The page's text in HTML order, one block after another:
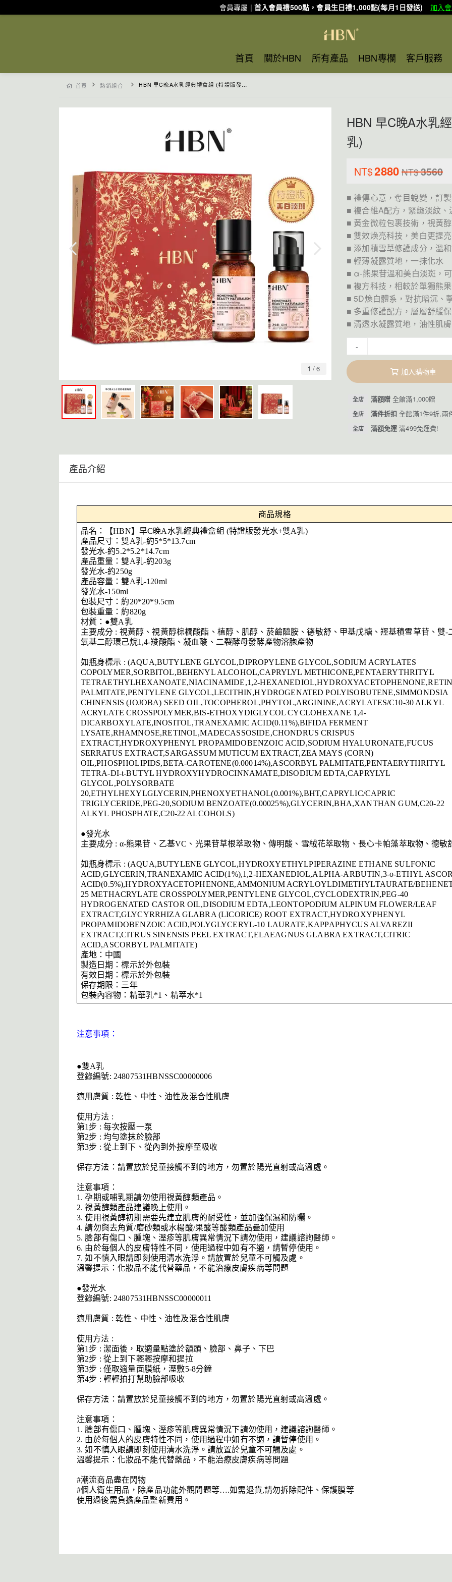
會員專屬 | 首入會員禮500點，會員生日禮1,000點(每月1日發送) 加入
首頁 關於HBN 所有產品 HBN專欄 客戶服務
首頁 熱銷組合 HBN 早C晚A水乳經典禮盒組 (特證版發光水+雙A乳)
1 /6
HBN 早C晚A水乳
乳)
NT$2880 NT$3560
■ 禮傳心意，奪目蛻變，訂
■ 複合維A配方，緊緻淡紋、
■ 黃金微粒包裹技術，視黃
■ 雙效煥亮科技，美白更提亮
■ 添加積雪草修護成分，溫
■ 輕薄凝露質地，一抹化水
■ α-熊果苷溫和美白淡斑，
■ 複方科技，相較於單獨熊
■ 5D煥白體系，對抗暗沉、
■ 多重修護配方，層層舒緩
■ 清透水凝露質地，油性肌
-
加入購物車
全店 滿額贈全館滿1,000贈
全店 滿件折扣全館滿1件9折,兩
全店 滿額免運滿499免運費!
產品介紹
商品規格
品名：【HBN】早C晚A水乳經典禮盒組 (特證版發光水+雙A乳)
產品尺寸：雙A乳-約5*5*13.7cm
發光水-約5.2*5.2*14.7cm
產品重量：雙A乳-約203g
發光水-約250g
產品容量：雙A乳-120ml
發光水-150ml
包裝尺寸：約20*20*9.5cm
包裝重量：約820g
材質：●雙A乳
主要成分 : 視黃醇、視黃醇棕櫚酸酯、植醇、肌醇、菸鹼醯胺、德敏舒、甲基戊糖、羥基積雪草苷、雙-
氧基二醇環己烷1,4-羧酸酯、凝血酸、二裂酵母發酵產物溶胞產物
如瓶身標示 : (AQUA,BUTYLENE GLYCOL,DIPROPYLENE GLYCOL,SODIUM ACRYLATES
COPOLYMER,SORBITOL,BEHENYL ALCOHOL,CAPRYLYL METHICONE,PENTAERYTHRITYL
TETRAETHYLHEXANOATE,NIACINAMIDE,1,2-
PALMITATE,PENTYLENE GLYCOL,LECITHIN,HYDROGENATED POLYISOBUTENE,SIMMONDSIA
CHINENSIS (JOJOBA) SEED OIL,TOCOPHEROL,PHYTOL,ARGININE,ACRYLATES/C10-30 ALKYL
ACRYLATE CROSSPOLYMER,BIS-ETHOXYDIGLYCOL CYCLOHEXANE 1,4-
DICARBOXYLATE,INOSITOL,TRANEXAMIC ACID(0.11%),BIFIDA FERMENT
LYSATE,RHAMNOSE,RETINOL,MADECASSOSIDE,CHONDRUS CRISPUS
EXTRACT,HYDROXYPHENYL PROPAMIDOBENZOIC ACID,SODIUM HYALURONATE,FUCUS
SERRATUS EXTRACT,SARGASSUM MUTICUM EXTRACT,ZEA MAYS (CORN)
OIL,PHOSPHOLIPIDS,BETA-CAROTENE(0.00014%),ASCORBYL PALMITATE,PENTAERYTHRITYL
TETRA-DI-t-BUTYL HYDROXYHYDROCINNAMATE,DISODIUM EDTA,CAPRYLYL
GLYCOL,POLYSORBATE
20,ETHYLHEXYLGLYCERIN,PHENOXYETHANOL(0.001%),BHT,CAPRYLIC/CAPRIC
TRIGLYCERIDE,PEG-20,SODIUM BENZOATE(0.00025%),GLYCERIN,BHA,XANTHAN GUM,C20-22
ALKYL PHOSPHATE,C20-22 ALCOHOLS)
●發光水
主要成分 : α-熊果苷、乙基VC、光果苷草根萃取物、傳明酸、雪絨花萃取物、長心卡帕藻萃取物、德敏
如瓶身標示 : (AQUA,BUTYLENE GLYCOL,HYDROXYETHYLPIPERAZINE ETHANE SULFONIC
ACID,GLYCERIN,TRANEXAMIC ACID(1%),1,2-HEXANEDIOL,ALPHA-ARBUTIN,3-o-ETHYL
ACID(0.5%),HYDROXYACETOPHENONE,AMMONIUM ACRYLOYLDIMETHYLTAURATE/
25 METHACRYLATE CROSSPOLYMER,PENTYLENE GLYCOL,CYCLODEXTRIN,PEG-40
HYDROGENATED CASTOR OIL,DISODIUM EDTA,LEONTOPODIUM ALPINUM FLOWER/LEAF
EXTRACT,GLYCYRRHIZA GLABRA (LICORICE) ROOT EXTRACT,HYDROXYPHENYL
PROPAMIDOBENZOIC ACID,POLYGLYCERYL-10 LAURATE,KAPPAPHYCUS ALVAREZII
EXTRACT,CITRUS SINENSIS PEEL EXTRACT,ELAEAGNUS GLABRA EXTRACT,CITRIC
ACID,ASCORBYL PALMITATE)
產地：中國
製造日期：標示於外包裝
有效日期：標示於外包裝
保存期限：三年
包裝內容物：精華乳*1、精萃水*1
注意事項：
●雙A乳
登錄編號: 24807531HBNSSC00000006
適用膚質 : 乾性、中性、油性及混合性肌膚
使用方法 :
第1步 : 每次按壓一泵
第2步 : 均勻塗抹於臉部
第3步 : 從上到下、從內到外按摩至吸收
保存方法：請置放於兒童接觸不到的地方，勿置於陽光直射或高溫處。
注意事項：
1. 孕期或哺乳期請勿使用視黃醇類產品。
2. 視黃醇類產品建議晚上使用。
3. 使用視黃醇初期需要先建立肌膚的耐受性，並加強保濕和防曬。
4. 請勿與去角質/磨砂類或水楊酸/果酸等酸類產品疊加使用
5. 臉部有傷口、腫塊、溼疹等肌膚異常情況下請勿使用，建議諮詢醫師。
6. 由於每個人的皮膚特性不同，使用過程中如有不適，請暫停使用。
7. 如不慎入眼請即刻使用清水洗淨。請放置於兒童不可觸及處。
溫馨提示：化妝品不能代替藥品，不能治療皮膚疾病等問題
●發光水
登錄編號: 24807531HBNSSC00000011
適用膚質 : 乾性、中性、油性及混合性肌膚
使用方法 :
第1步 : 潔面後，取適量點塗於額頭、臉部、鼻子、下巴
第2步 : 從上到下輕輕按摩和提拉
第3步 : 僅取適量面膜紙，溼敷5-8分鐘
第4步 : 輕輕拍打幫助臉部吸收
保存方法：請置放於兒童接觸不到的地方，勿置於陽光直射或高溫處。
注意事項：
1. 臉部有傷口、腫塊、溼疹等肌膚異常情況下請勿使用，建議諮詢醫師。
2. 由於每個人的皮膚特性不同，使用過程中如有不適，請暫停使用。
3. 如不慎入眼請即刻使用清水洗淨。請放置於兒童不可觸及處。
溫馨提示：化妝品不能代替藥品，不能治療皮膚疾病等問題
#潮流商品盡在閃物
#個人衛生用品，除產品功能外觀問題等….如需退貨,請勿拆除配件、保護膜等
使用過後需負擔產品整新費用。